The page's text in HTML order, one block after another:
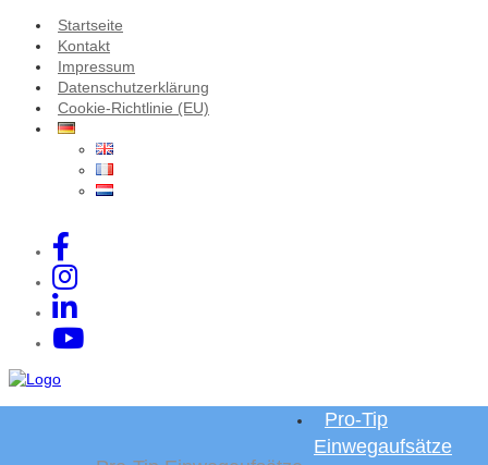
Startseite
Kontakt
Impressum
Datenschutzerklärung
Cookie-Richtlinie (EU)
Pro-Tip
Einwegaufsätze